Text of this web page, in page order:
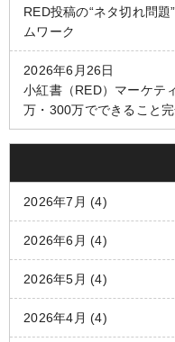
RED投稿の“ネタ切れ問
ムワーク
2026年6月26日
小紅書（RED）マーケテ
万・300万でできること
2026年7月 (4)
2026年6月 (4)
2026年5月 (4)
2026年4月 (4)